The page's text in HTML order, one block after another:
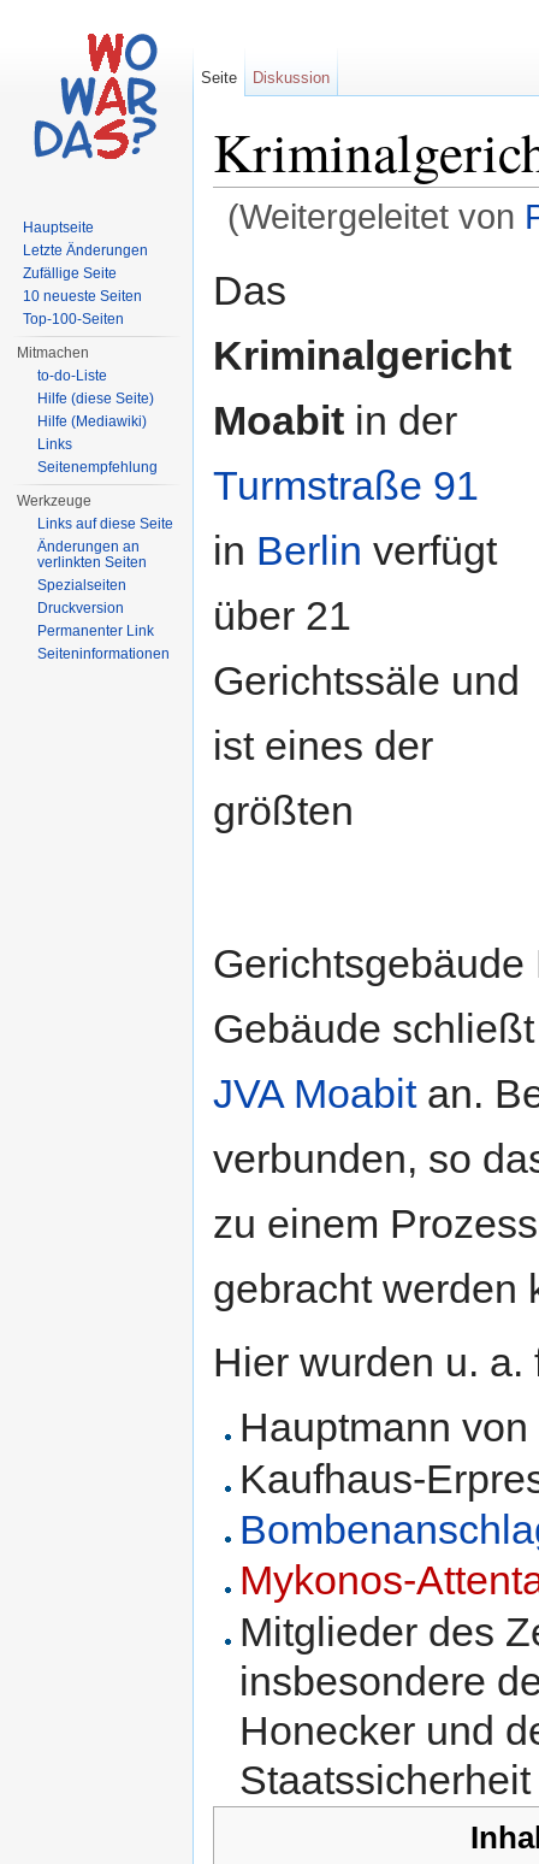
(Weitergeleitet von
Das
Kriminalgericht
Moabit in der
Turmstraße 91
in Berlin verfügt
über 21
Gerichtssäle und
ist eines der
größten
Gebäude
JVA Moabitan.
verbunden, so
zu einem
gebracht werden
Hier wurden u.
Hauptmann
Kaufhaus-
Mykonos-
Mitglieder des
insbesondere
Honecker und
Seite Diskussion
Hauptseite
Letzte Änderungen
Zufällige Seite
10 neueste Seiten
Top-100-Seiten
Mitmachen
to-do-Liste
Hilfe (diese Seite)
Hilfe (Mediawiki)
Links
Seitenempfehlung
Werkzeuge
Links auf diese Seite
Änderungen an
verlinkten Seiten
Spezialseiten
Druckversion
Permanenter Link
Seiteninformationen